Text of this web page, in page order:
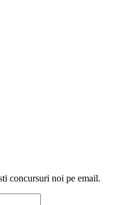
concursuri noi pe email.